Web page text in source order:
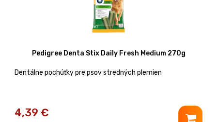
Pedigree Denta Stix Daily Fresh Medium 270g
Dentálne pochúťky pre psov stredných plemien
4,39 €